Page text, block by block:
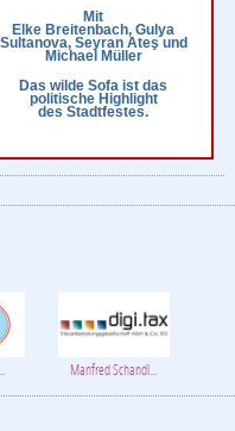
Mit
Elke Breitenbach, Gulya
Sultanova, Seyran Ateş und
Michael Müller
Das wilde Sofa ist das
politische Highlight
des Stadtfestes.
Manfred Schandl...